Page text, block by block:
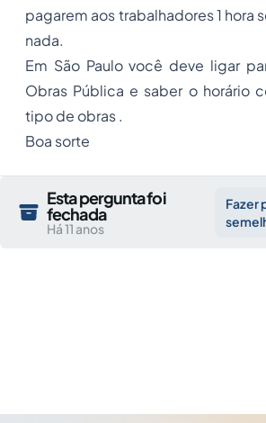
pagarem aos trabalhadores 1 hora
nada.
Em São Paulo você deve ligar
Obras Pública e saber o horário
tipo de obras .
Boa sorte
Esta pergunta foi
fechada
Há 11 anos
Fazer